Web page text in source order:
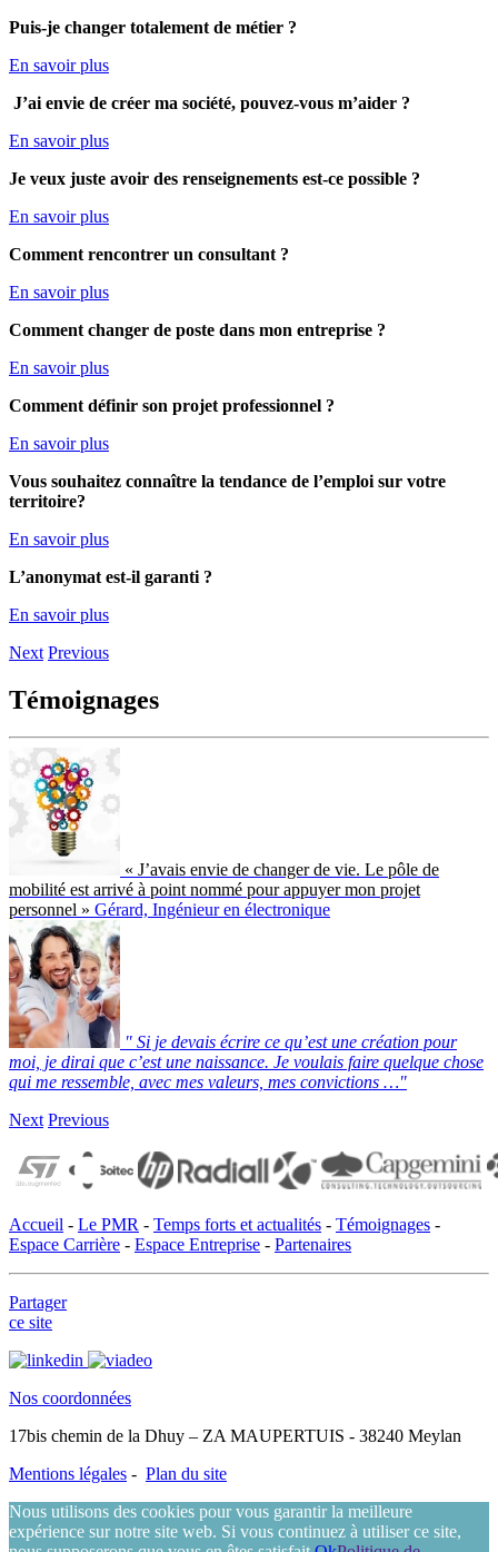
Puis-je changer totalement de métier ?
En savoir plus
J’ai envie de créer ma société, pouvez-vous m’aider ?
En savoir plus
Je veux juste avoir des renseignements est-ce possible ?
En savoir plus
Comment rencontrer un consultant ?
En savoir plus
Comment changer de poste dans mon entreprise ?
En savoir plus
Comment définir son projet professionnel ?
En savoir plus
Vous souhaitez connaître la tendance de l’emploi sur votre
territoire?
En savoir plus
L’anonymat est-il garanti ?
En savoir plus
Next Previous
Témoignages
« J’avais envie de changer de vie. Le pôle de
mobilité est arrivé à point nommé pour appuyer mon projet
personnel » Gérard, Ingénieur en électronique
" Si je devais écrire ce qu’est une création pour
moi, je dirai que c’est une naissance. Je voulais faire quelque chose
qui me ressemble, avec mes valeurs, mes convictions …"
Next Previous
Accueil - Le PMR - Temps forts et actualités - Témoignages -
Espace Carrière - Espace Entreprise - Partenaires
Partager
ce site
Nos coordonnées
17bis chemin de la Dhuy – ZA MAUPERTUIS - 38240 Meylan
Mentions légales - Plan du site
Nous utilisons des cookies pour vous garantir la meilleure
expérience sur notre site web. Si vous continuez à utiliser ce site,